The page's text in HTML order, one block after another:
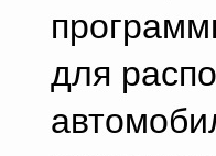
для